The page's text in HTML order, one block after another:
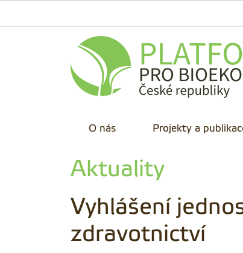
O nás Projekty a
Aktuality
Vyhlášení
zdravotnictví